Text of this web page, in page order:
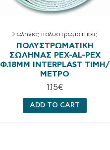
Σωληνες πολυστρωματικες
ΠΟΛΥΣΤΡΩΜΑΤΙΚΉ
ΣΩΛΉΝΑΣ PEX-AL-PEX
Φ.18MM INTERPLAST ΤΙΜΗ/
ΜΈΤΡΟ
1.15€
ADD TO CART